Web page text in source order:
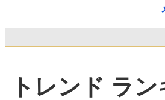
トレンド ラ